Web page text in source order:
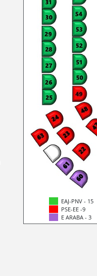
EAJ-PNV - 15
PSE-EE -9
E ARABA - 3